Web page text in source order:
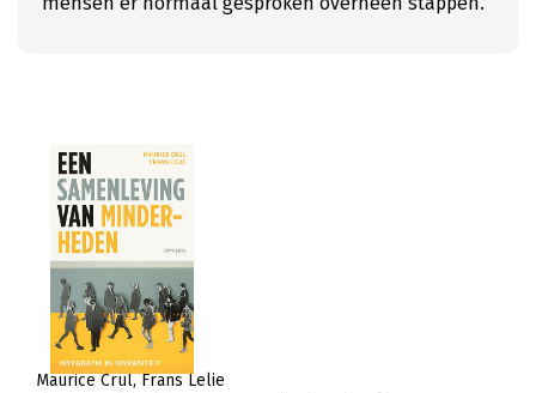
Maurice Crul Frans Lelie